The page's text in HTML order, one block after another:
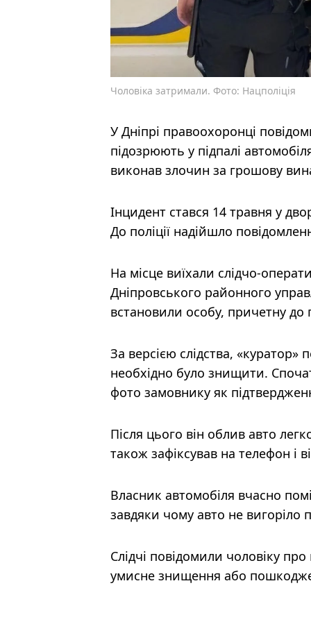
Чоловіка затримали. Фото: Нацполіція
У Дніпрі правоохоронці
підозрюють у підпалі
виконав злочин за грошову
Інцидент стався 14 травня у
До поліції надійшло
На місце виїхали слідчо-
Дніпровського районного
встановили особу, причетну до
За версією слідства,
необхідно було знищити.
фото замовнику як
Після цього він облив авто
також зафіксував на телефон і
Власник автомобіля вчасно
завдяки чому авто не вигоріло
Слідчі повідомили чоловіку
умисне знищення або